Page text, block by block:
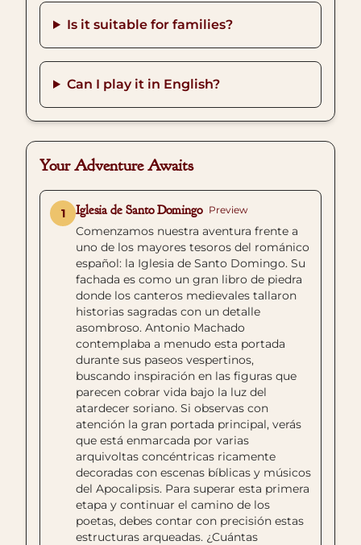
Is it suitable for families?
Can I play it in English?
Your Adventure Awaits
1 Iglesia de Santo Domingo Preview
Comenzamos nuestra aventura frente a
uno de los mayores tesoros del románico
español: la Iglesia de Santo Domingo. Su
fachada es como un gran libro de piedra
donde los canteros medievales tallaron
historias sagradas con un detalle
asombroso. Antonio Machado
contemplaba a menudo esta portada
durante sus paseos vespertinos,
buscando inspiración en las figuras que
parecen cobrar vida bajo la luz del
atardecer soriano. Si observas con
atención la gran portada principal, verás
que está enmarcada por varias
arquivoltas concéntricas ricamente
decoradas con escenas bíblicas y músicos
del Apocalipsis. Para superar esta primera
etapa y continuar el camino de los
poetas, debes contar con precisión estas
estructuras arqueadas. ¿Cuántas